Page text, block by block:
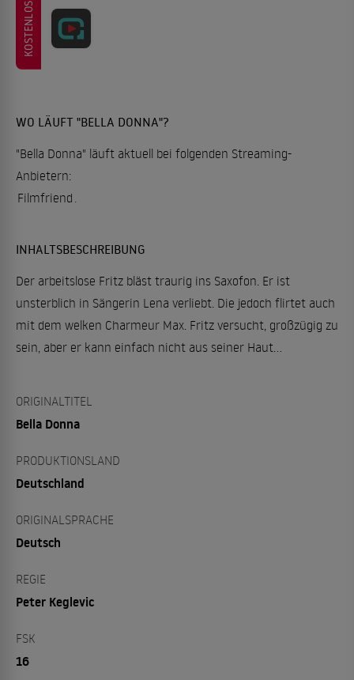
KOSTENLOS
WO LÄUFT "BELLA DONNA"?
"Bella Donna" läuft aktuell bei folgenden Streaming-
Anbietern:
Filmfriend
INHALTSBESCHREIBUNG
Der arbeitslose Fritz bläst traurig ins Saxofon. Er ist
unsterblich in Sängerin Lena verliebt. Die jedoch flirtet auch
mit dem welken Charmeur Max. Fritz versucht, großzügig zu
sein, aber er kann einfach nicht aus seiner Haut…
ORIGINALTITEL
Bella Donna
PRODUKTIONSLAND
Deutschland
ORIGINALSPRACHE
Deutsch
REGIE
Peter Keglevic
FSK
16